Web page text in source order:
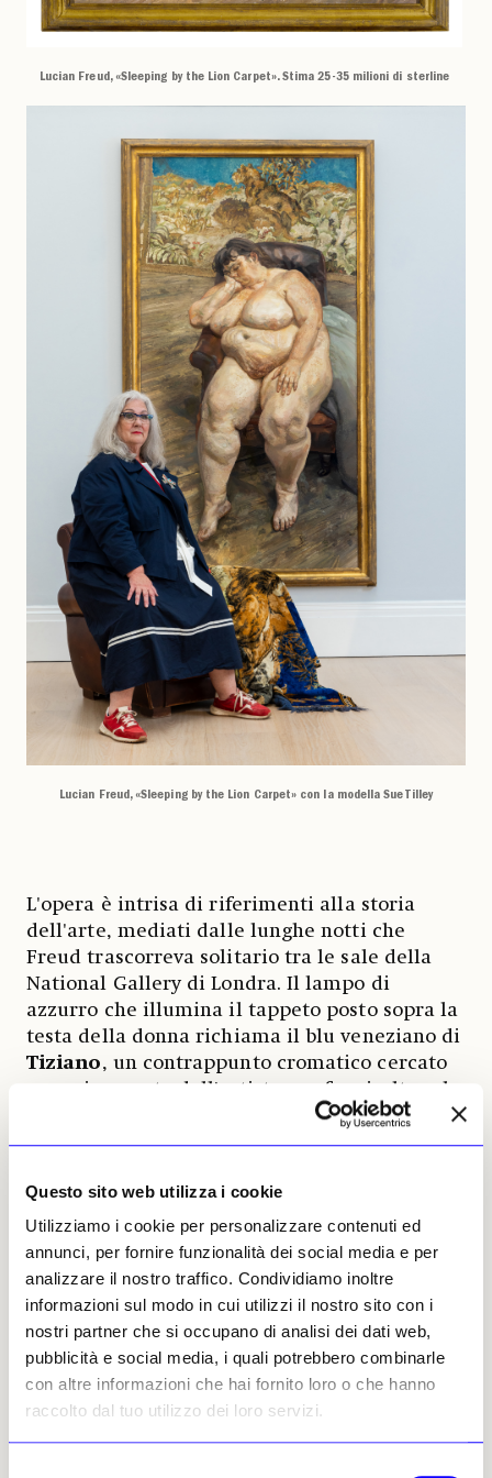
Questo sito web utilizza i cookie
Utilizziamo i cookie per personalizzare contenuti ed
annunci, per fornire funzionalità dei social media e per
analizzare il nostro traffico. Condividiamo inoltre
informazioni sul modo in cui utilizzi il nostro sito con i
nostri partner che si occupano di analisi dei dati web,
pubblicità e social media, i quali potrebbero combinarle
con altre informazioni che hai fornito loro o che hanno
raccolto dal tuo utilizzo dei loro servizi.
Lucian Freud, «Sleeping by the Lion Carpet». Stima 25-35 milioni di sterline
Lucian Freud, «Sleeping by the Lion Carpet» con la modella Sue Tilley
L'opera è intrisa di riferimenti alla storia
dell'arte, mediati dalle lunghe notti che
Freud trascorreva solitario tra le sale della
National Gallery di Londra. Il lampo di
azzurro che illumina il tappeto posto sopra la
testa della donna richiama il blu veneziano di
Tiziano, un contrappunto cromatico cercato
ossessivamente dall'artista per far risaltare le
tonalità carnose del corpo. Lo stesso tappeto
porta con sé un aneddoto curioso, dal
sterline in un banco di Portobello Road,
riuscendo nel contempo a sventare un
tentativo di rapina proprio durante l'acquisto.
La tecnica pittorica dell'autore raggiunge in
questo lavoro una densità quasi scultorea.
Attraverso un uso magistrale di velature e
pennellate materiche, Freud restituisce ogni
piega e contorno della carne, utilizzando una